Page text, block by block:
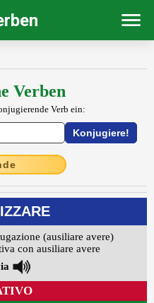
Verben
Verb ein:
(ausiliare avere)
con ausiliare avere